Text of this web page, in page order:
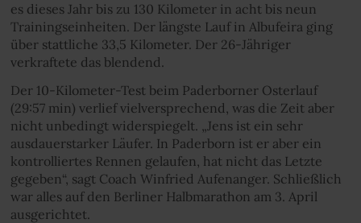
es dieses Jahr bis zu 130 Kilometer in acht bis neun
Trainingseinheiten. Der längste Lauf in Albufeira ging
über stattliche 33,5 Kilometer. Der 26-Jähriger
verkraftete das blendend.
Der 10-Kilometer-Test beim Paderborner Osterlauf
(29:57 min) verlief vielversprechend, was die Zeit aber
nicht unbedingt widerspiegelt. „Jens ist ein sehr
ausdauerstarker Läufer. In Paderborn ist er aber ein
kontrolliertes Rennen gelaufen, hat nicht das Letzte
gegeben“, sagt Coach Winfried Aufenanger. Schließlich
war alles auf den Berliner Halbmarathon am 3. April
ausgerichtet.